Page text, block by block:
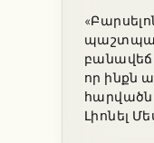
բանավեճ
որ ինքն
Լիոնել